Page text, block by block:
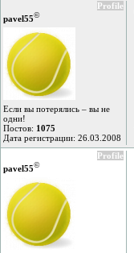
Profile
pavel55©
Если вы потерялись – вы не
одни!
Постов: 1075
Дата регистрации: 26.03.2008
Profile
pavel55©